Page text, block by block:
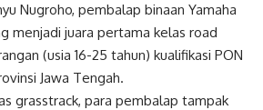
Nugroho, pembalap binaan Yamaha
menjadi juara pertama kelas road
(usia 16-25 tahun) kualifikasi PON
Jawa Tengah.
grasstrack, para pembalap tampak